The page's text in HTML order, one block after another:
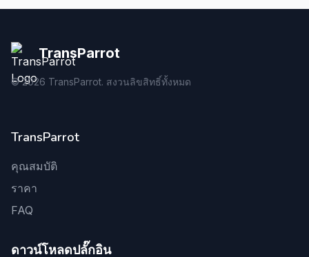
TransParrot
©2026 TransParrot. สงวนลิขสิทธิ์ทั้งหมด
TransParrot
คุณสมบัติ
ราคา
FAQ
ดาวน์โหลดปลั๊กอิน